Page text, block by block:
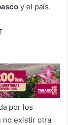
y el país.
por los
no existir otra